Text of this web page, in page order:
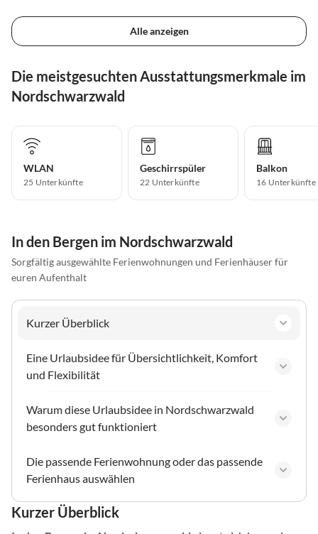
Alle anzeigen
Die meistgesuchten Ausstattungsmerkmale im
Nordschwarzwald
WLAN
25 Unterkünfte
Geschirrspüler
22 Unterkünfte
Balkon
16 Unterkünfte
In den Bergen im Nordschwarzwald
Sorgfältig ausgewählte Ferienwohnungen und Ferienhäuser für
euren Aufenthalt
Kurzer Überblick
Eine Urlaubsidee für Übersichtlichkeit, Komfort
und Flexibilität
Warum diese Urlaubsidee in Nordschwarzwald
besonders gut funktioniert
Die passende Ferienwohnung oder das passende
Ferienhaus auswählen
Kurzer Überblick